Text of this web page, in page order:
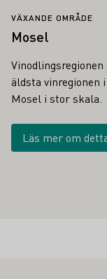
VÄXANDE OMRÅDE
Mosel
äldsta vinregionen
Mosel i stor skala.
Läs mer om